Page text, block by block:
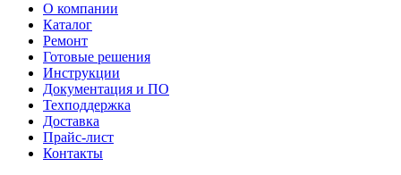
О компании
Каталог
Ремонт
Готовые решения
Инструкции
Документация и ПО
Техподдержка
Доставка
Прайс-лист
Контакты